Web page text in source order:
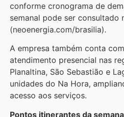
conforme cronograma de
semanal pode ser consultado
(neoenergia.com/brasilia).
A empresa também conta
atendimento presencial nas
Planaltina, São Sebastião e
unidades do Na Hora,
acesso aos serviços.
Pontos itinerantes da semana